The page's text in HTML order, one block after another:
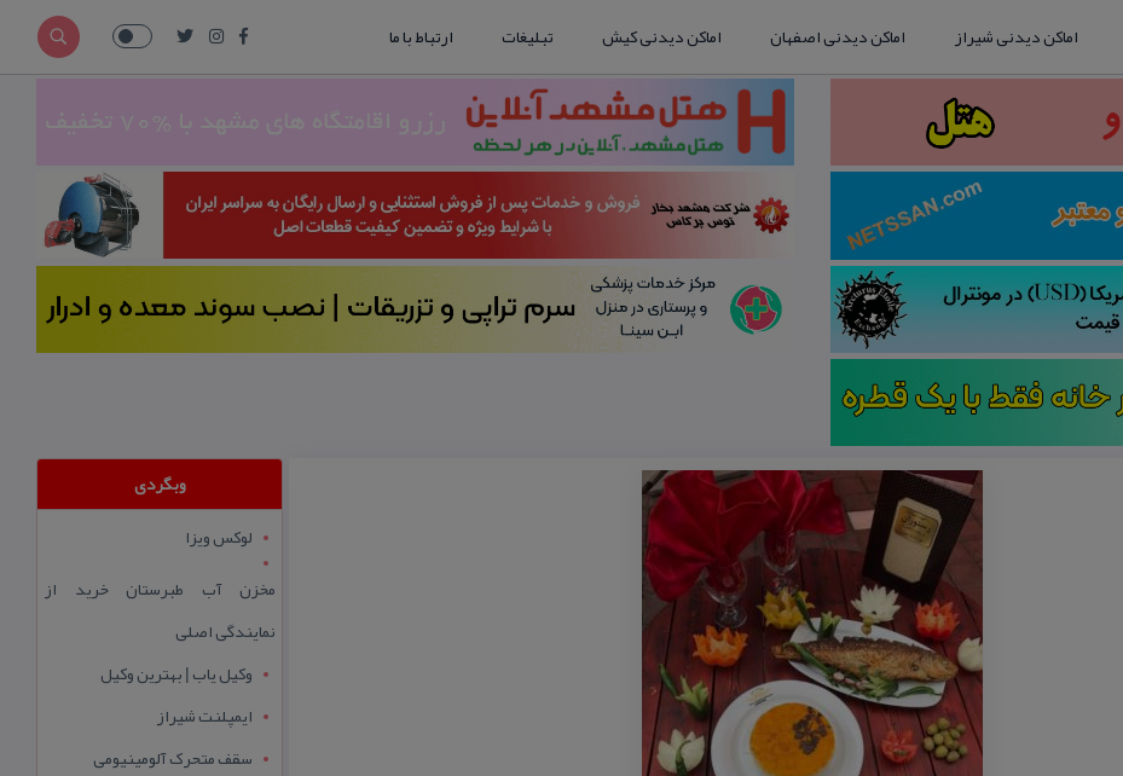
اماکن دیدنی شیراز اماکن دیدنی اصفهان اماکن دیدنی کیش تبلیغات ارتباط با ما
وبگردی
لوکس ویزا
مخزن آب طبرستان خرید از
نمایندگی اصلی
وکیل یاب | بهترین وکیل
ایمپلنت شیراز
سقف متحرک آلومینیومی